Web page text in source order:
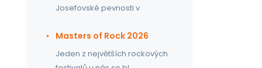
Josefovské pevnosti v
Masters of Rock 2026
Jeden z největších rockových